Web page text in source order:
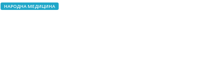
НАРОДНА МЕДИЦИНА